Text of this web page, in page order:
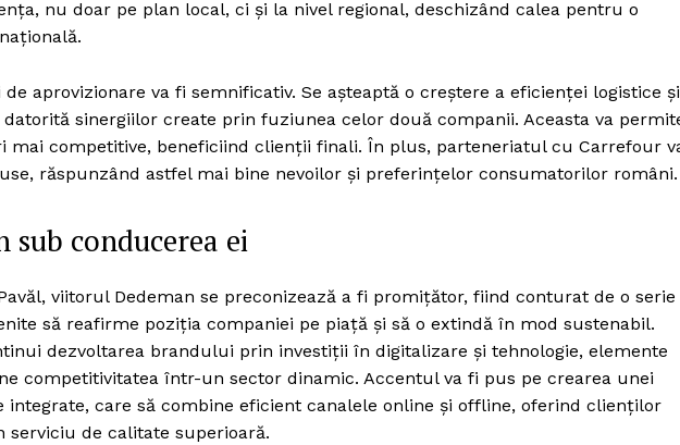
nu doar pe plan local, ci și la nivel regional, deschizând calea pentru o
aprovizionare va fi semnificativ. Se așteaptă o creștere a eficienței logistice și
sinergiilor create prin fuziunea celor două companii. Aceasta va
mai competitive, beneficiind clienții finali. În plus, parteneriatul cu Carrefour
răspunzând astfel mai bine nevoilor și preferințelor consumatorilor români.
conducerea ei
viitorul Dedeman se preconizează a fi promițător, fiind conturat de o serie
să reafirme poziția companiei pe piață și să o extindă în mod sustenabil.
dezvoltarea brandului prin investiții în digitalizare și tehnologie, elemente
competitivitatea într-un sector dinamic. Accentul va fi pus pe crearea unei
integrate, care să combine eficient canalele online și offline, oferind clienților
de calitate superioară.